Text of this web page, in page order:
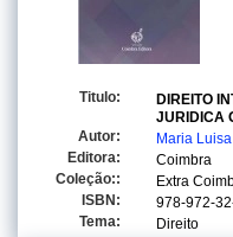
Titulo:
DIREITO
JURIDICA
Autor:
Maria
Editora:
Coimbra
Coleção::
Extra
ISBN:
978-972-
Tema:
Direito